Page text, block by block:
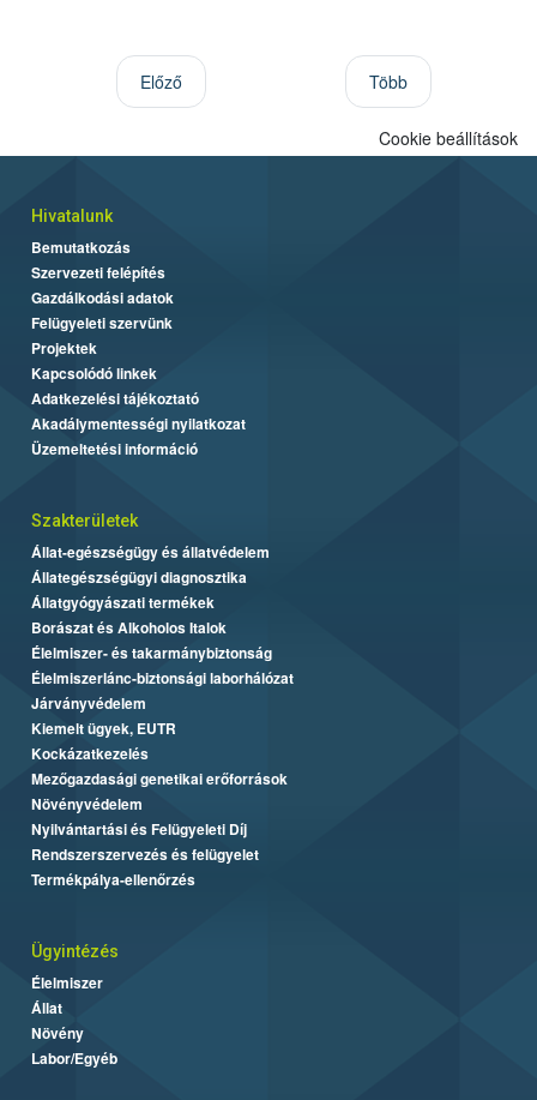
Előző Több
Cookie beállítások
Hivatalunk
Bemutatkozás
Szervezeti felépítés
Gazdálkodási adatok
Felügyeleti szervünk
Projektek
Kapcsolódó linkek
Adatkezelési tájékoztató
Akadálymentességi nyilatkozat
Üzemeltetési információ
Szakterületek
Állat-egészségügy és állatvédelem
Állategészségügyi diagnosztika
Állatgyógyászati termékek
Borászat és Alkoholos Italok
Élelmiszer- és takarmánybiztonság
Élelmiszerlánc-biztonsági laborhálózat
Járványvédelem
Kiemelt ügyek, EUTR
Kockázatkezelés
Mezőgazdasági genetikai erőforrások
Növényvédelem
Nyilvántartási és Felügyeleti Díj
Rendszerszervezés és felügyelet
Termékpálya-ellenőrzés
Ügyintézés
Élelmiszer
Állat
Növény
Labor/Egyéb